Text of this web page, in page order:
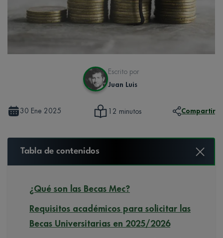
Escrito por
Juan Luis
30 Ene 2025 12 minutos Compartir
Tabla de contenidos
¿Qué son las Becas Mec?
Requisitos académicos para solicitar las
Becas Universitarias en 2025/2026